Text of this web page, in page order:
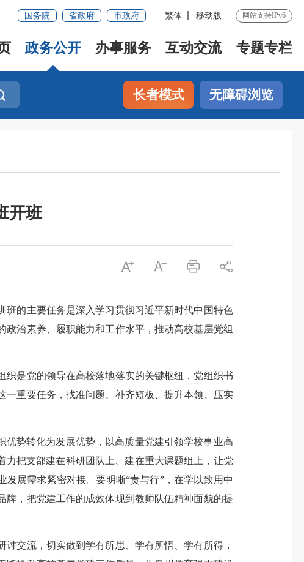
国务院 省政府 市政府 繁体 移动版 网站支持IPv6
政务公开 办事服务 互动交流 专题专栏
长者模式 无障碍浏览
开班
的主要任务是深入学习贯彻习近平新时代中国特色
治素养、履职能力和工作水平，推动高校基层党组
是党的领导在高校落地落实的关键枢纽，党组织书
重要任务，找准问题、补齐短板、提升本领、压实
势转化为发展优势，以高质量党建引领学校事业高
力把支部建在科研团队上、建在重大课题组上，让党
展需求紧密对接。要明晰“责与行”，在学以致用中
，把党建工作的成效体现到教师队伍精神面貌的提
交流，切实做到学有所思、学有所悟、学有所得，